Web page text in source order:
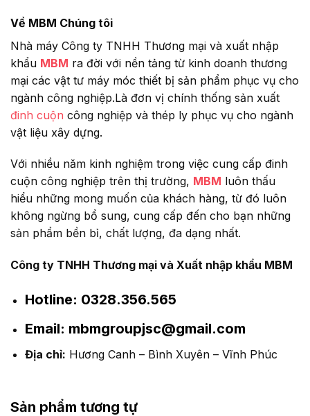
Về MBM Chúng tôi
Nhà máy Công ty TNHH Thương mại và xuất nhập
khẩu MBM ra đời với nền tảng từ kinh doanh thương
mại các vật tư máy móc thiết bị sản phẩm phục vụ cho
ngành công nghiệp.Là đơn vị chính thống sản xuất
đinh cuộn công nghiệp và thép ly phục vụ cho ngành
vật liệu xây dựng.
Với nhiều năm kinh nghiệm trong việc cung cấp đinh
cuộn công nghiệp trên thị trường, MBM luôn thấu
hiểu những mong muốn của khách hàng, từ đó luôn
không ngừng bổ sung, cung cấp đến cho bạn những
sản phẩm bền bỉ, chất lượng, đa dạng nhất.
Công ty TNHH Thương mại và Xuất nhập khẩu MBM
Hotline: 0328.356.565
Email: mbmgroupjsc@gmail.com
Địa chỉ: Hương Canh – Bình Xuyên – Vĩnh Phúc
Sản phẩm tương tự